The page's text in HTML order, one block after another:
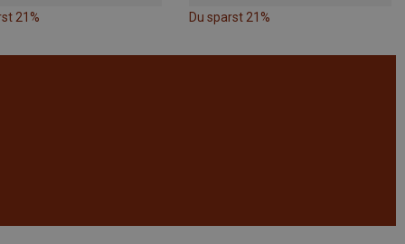
21% Du sparst 21%